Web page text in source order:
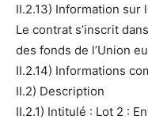
II.2.13) Information sur
Le contrat s’inscrit
des fonds de l’Union
II.2.14) Informations
II.2) Description
II.2.1) Intitulé : Lot 2 :